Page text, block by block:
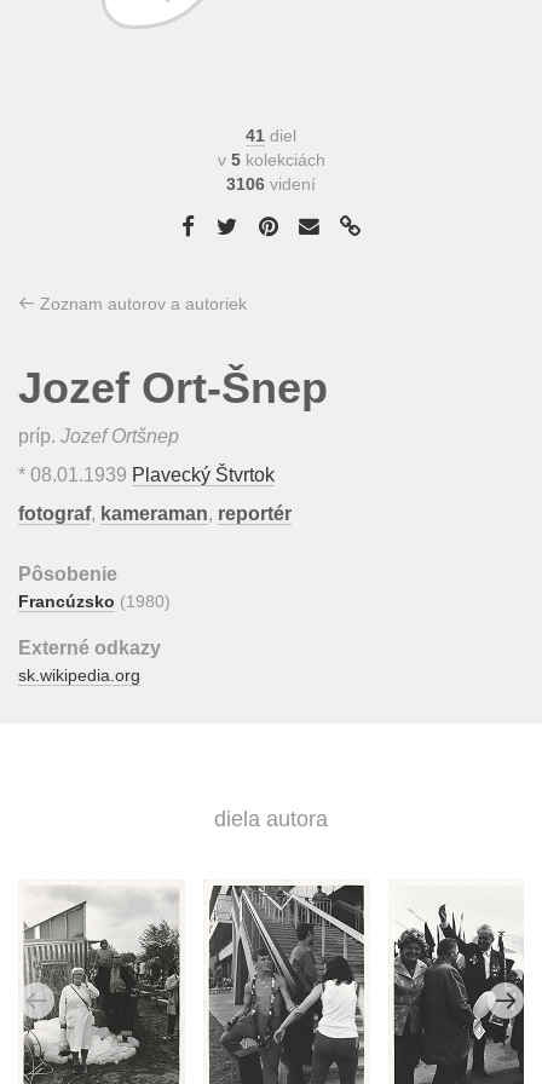
41 diel
v 5kolekciách
3106 videní
Zoznam autorov a autoriek
Jozef Ort-Šnep
príp. Jozef Ortšnep
* 08.01.1939 Plavecký Štvrtok
fotograf, kameraman, reportér
Pôsobenie
Francúzsko (1980)
Externé odkazy
sk.wikipedia.org
diela autora